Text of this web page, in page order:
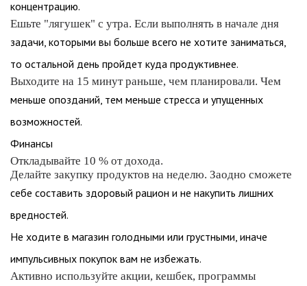
концентрацию.
Ешьте "лягушек" с утра. Если выполнять в начале дня
задачи, которыми вы больше всего не хотите заниматься,
то остальной день пройдет куда продуктивнее.
Выходите на 15 минут раньше, чем планировали. Чем
меньше опозданий, тем меньше стресса и упущенных
возможностей.
Финансы
Откладывайте 10 % от дохода.
Делайте закупку продуктов на неделю. Заодно сможете
себе составить здоровый рацион и не накупить лишних
вредностей.
Не ходите в магазин голодными или грустными, иначе
импульсивных покупок вам не избежать.
Активно используйте акции, кешбек, программы